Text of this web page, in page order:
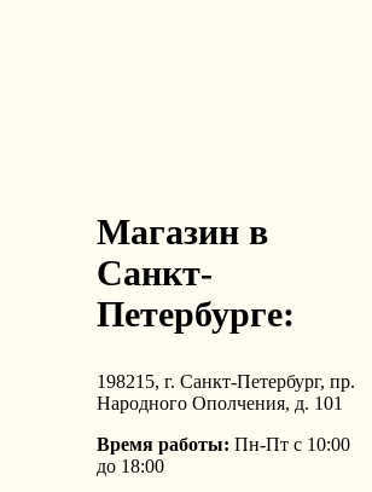
Магазин в
Санкт-
Петербурге:
198215, г. Санкт-Петербург, пр.
Народного Ополчения, д. 101
Время работы: Пн-Пт с 10:00
до 18:00